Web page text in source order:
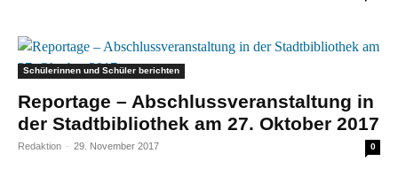
Schülerinnen und Schüler berichten
Reportage – Abschlussveranstaltung in
der Stadtbibliothek am 27. Oktober 2017
Redaktion - 29. November 2017 0